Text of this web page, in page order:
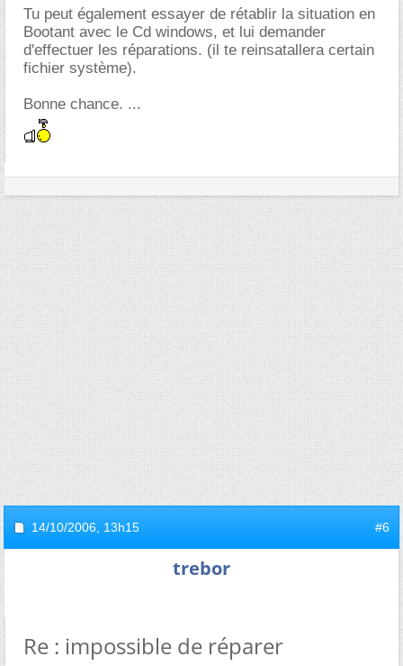
Tu peut également essayer de rétablir la situation en
Bootant avec le Cd windows, et lui demander
d'effectuer les réparations. (il te reinsatallera certain
fichier système).
Bonne chance. ...
14/10/2006, 13h15 #6
trebor
Re : impossible de réparer